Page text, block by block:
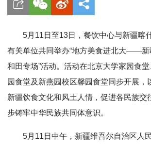
5月11日至13日，餐饮中心与新疆喀
有关单位共同举办“地方美食进北大——新
和田专场”活动。活动在北京大学家园食
园食堂及新燕园校区馨园食堂同步开展，
新疆饮食文化和风土人情，促进各民族交
步铸牢中华民族共同体意识。
5月11日中午，新疆维吾尔自治区人